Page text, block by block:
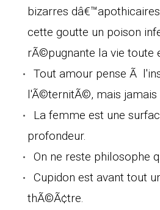
bizarres
cette goutte un poison
rÃ©pugnante la vie toute
Tout amour pense Ã
l'Ã©ternitÃ©, mais
La femme est une
profondeur.
On ne reste philosophe
Cupidon est avant tout
thÃ©Ã¢tre.